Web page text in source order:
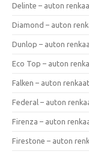
Delinte – auton
Diamond – auton
Dunlop – auton
Eco Top – auton
Falken – auton renkaat
Federal – auton
Firenza – auton
Firestone – auton